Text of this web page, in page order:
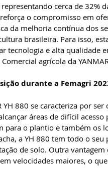
cerca de 32%
o compromisso em
da melhoria contínua dos
brasileira. Para isso,
tecnologia e alta qualidade
agrícola da
durante a Femagri
YH 880 se caracteriza por
áreas de difícil
para o plantio e também os
a YH 880 tem todo o
de solo. Outra
velocidades maiores, o